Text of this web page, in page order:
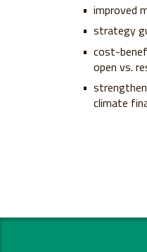
improved
strategy
cost-
open vs.
climate